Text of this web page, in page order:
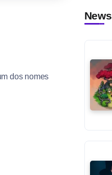
dos nomes
News